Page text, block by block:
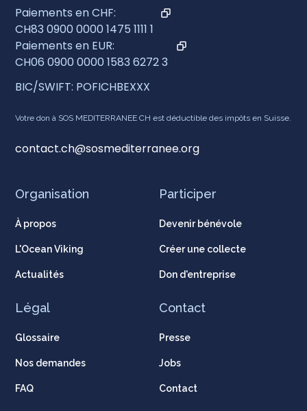
Organisation
À propos
L'Ocean Viking
Actualités
Participer
Devenir bénévole
Créer une collecte
Don d'entreprise
Légal
Glossaire
Nos demandes
FAQ
Contact
Presse
Jobs
Contact
Paiements en CHF:
CH83 0900 0000 1475 1111 1
Paiements en EUR:
CH06 0900 0000 1583 6272 3
BIC/SWIFT: POFICHBEXXX
Votre don à SOS MEDITERRANEE CH est déductible des impôts en Suisse.
contact.ch@sosmediterranee.org